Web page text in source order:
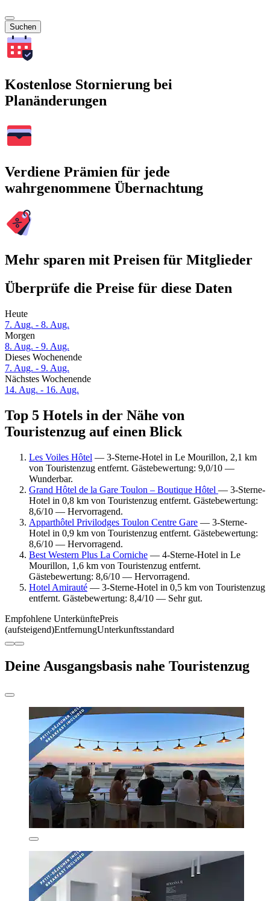
Suchen
Kostenlose Stornierung bei
Planänderungen
Verdiene Prämien für jede
wahrgenommene Übernachtung
Mehr sparen mit Preisen für Mitglieder
Überprüfe die Preise für diese Daten
Heute
7. Aug. - 8. Aug.
Morgen
8. Aug. - 9. Aug.
Dieses Wochenende
7. Aug. - 9. Aug.
Nächstes Wochenende
14. Aug. - 16. Aug.
Top 5 Hotels in der Nähe von
Touristenzug auf einen Blick
Les Voiles Hôtel — 3-Sterne-Hotel in Le Mourillon, 2,1 km
von Touristenzug entfernt. Gästebewertung: 9,0/10 —
Wunderbar.
Grand Hôtel de la Gare Toulon – Boutique Hôtel — 3-Sterne-
Hotel in 0,8 km von Touristenzug entfernt. Gästebewertung:
8,6/10 — Hervorragend.
Apparthôtel Privilodges Toulon Centre Gare — 3-Sterne-
Hotel in 0,9 km von Touristenzug entfernt. Gästebewertung:
8,6/10 — Hervorragend.
Best Western Plus La Corniche — 4-Sterne-Hotel in Le
Mourillon, 1,6 km von Touristenzug entfernt.
Gästebewertung: 8,6/10 — Hervorragend.
Hotel Amirauté — 3-Sterne-Hotel in 0,5 km von Touristenzug
entfernt. Gästebewertung: 8,4/10 — Sehr gut.
Empfohlene UnterkünftePreis
(aufsteigend)EntfernungUnterkunftsstandard
Deine Ausgangsbasis nahe Touristenzug